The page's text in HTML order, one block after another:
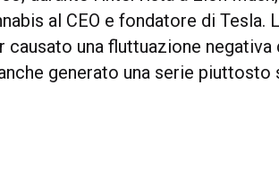
al CEO e fondatore di Tesla.
causato una fluttuazione
generato una serie